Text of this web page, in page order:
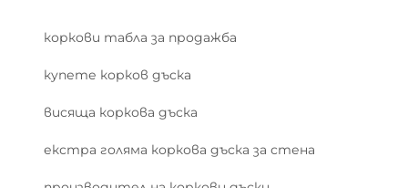
коркови табла за продажба
купете корков дъска
висяща коркова дъска
екстра голяма коркова дъска за стена